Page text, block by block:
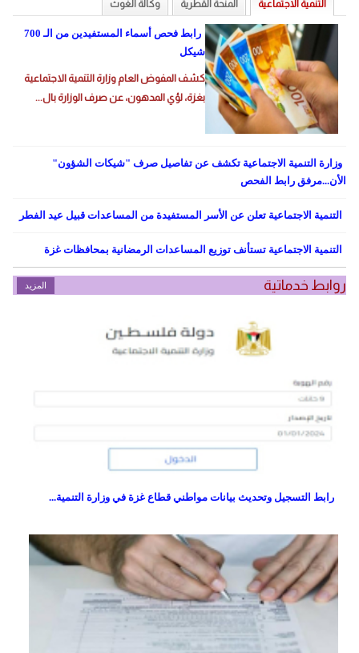
التنمية الاجتماعية المنحة القطرية وكالة الغوث
رابط فحص أسماء المستفيدين من الـ 700
شيكل
كشف المفوض العام وزارة التنمية الاجتماعية
بغزة، لؤي المدهون، عن صرف الوزارة بال...
وزارة التنمية الاجتماعية تكشف عن تفاصيل صرف "شيكات الشؤون"
الأن...مرفق رابط الفحص
التنمية الاجتماعية تعلن عن الأسر المستفيدة من المساعدات قبيل عيد الفطر
التنمية الاجتماعية تستأنف توزيع المساعدات الرمضانية بمحافظات غزة
روابط خدماتية المزيد
رابط التسجيل وتحديث بيانات مواطني قطاع غزة في وزارة التنمية...